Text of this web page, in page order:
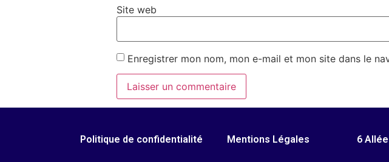
Site web
Enregistrer mon nom, mon e-mail et mon site dans le
Politique de confidentialité Mentions Légales 6